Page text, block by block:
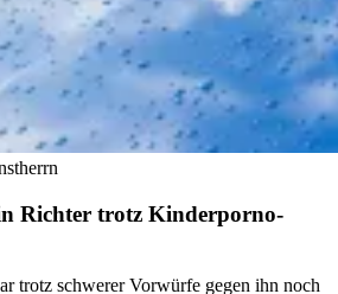
Richter trotz Kinderporno-
trotz schwerer Vorwürfe gegen ihn noch